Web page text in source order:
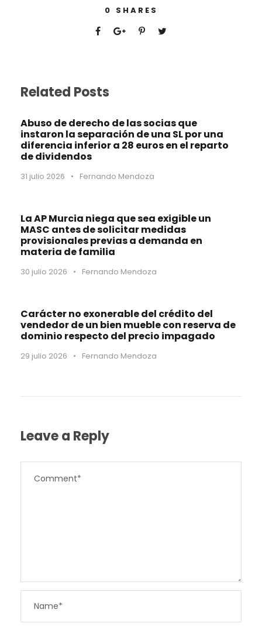
0 SHARES
Related Posts
Abuso de derecho de las socias que
instaron la separación de una SL por una
diferencia inferior a 28 euros en el reparto
de dividendos
31 julio 2026 • Fernando Mendoza
La AP Murcia niega que sea exigible un
MASC antes de solicitar medidas
provisionales previas a demanda en
materia de familia
30 julio 2026 • Fernando Mendoza
Carácter no exonerable del crédito del
vendedor de un bien mueble con reserva de
dominio respecto del precio impagado
29 julio 2026 • Fernando Mendoza
Leave a Reply